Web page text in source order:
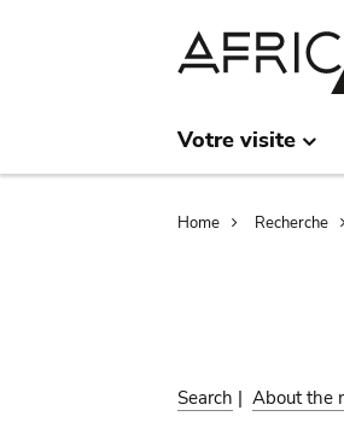
Votre visite
Home Recherche
Search | About the